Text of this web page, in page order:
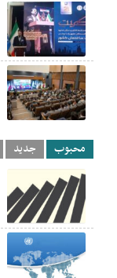
محبوب جدید